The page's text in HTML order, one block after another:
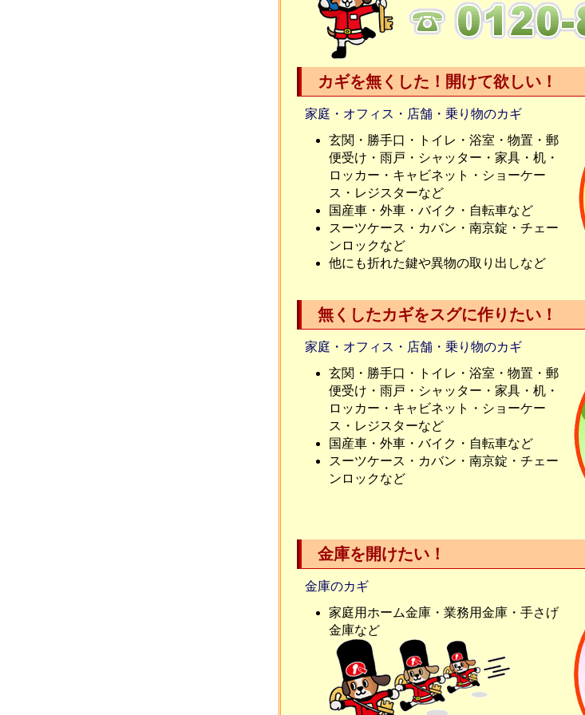
カギを無くした！開けて欲しい！
家庭・オフィス・店舗・乗り物のカギ
玄関・勝手口・トイレ・浴室・物置・郵
便受け・雨戸・シャッター・家具・机・
ロッカー・キャビネット・ショーケー
ス・レジスターなど
国産車・外車・バイク・自転車など
スーツケース・カバン・南京錠・チェー
ンロックなど
他にも折れた鍵や異物の取り出しなど
無くしたカギをスグに作りたい！
家庭・オフィス・店舗・乗り物のカギ
玄関・勝手口・トイレ・浴室・物置・郵
便受け・雨戸・シャッター・家具・机・
ロッカー・キャビネット・ショーケー
ス・レジスターなど
国産車・外車・バイク・自転車など
スーツケース・カバン・南京錠・チェー
ンロックなど
金庫を開けたい！
金庫のカギ
家庭用ホーム金庫・業務用金庫・手さげ
金庫など